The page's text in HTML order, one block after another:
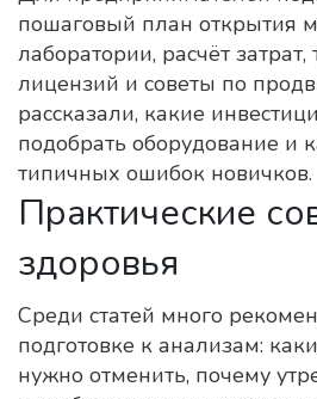
пошаговый план открытия
лаборатории, расчёт затрат,
лицензий и советы по
рассказали, какие
подобрать оборудование и
типичных ошибок новичков.
Практические
здоровья
Среди статей много
подготовке к анализам:
нужно отменить, почему